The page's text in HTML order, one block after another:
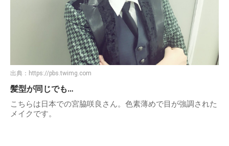
出典： https://pbs.twimg.com
髪型が同じでも…
こちらは日本での宮脇咲良さん。色素薄めで目が強調された
メイクです。